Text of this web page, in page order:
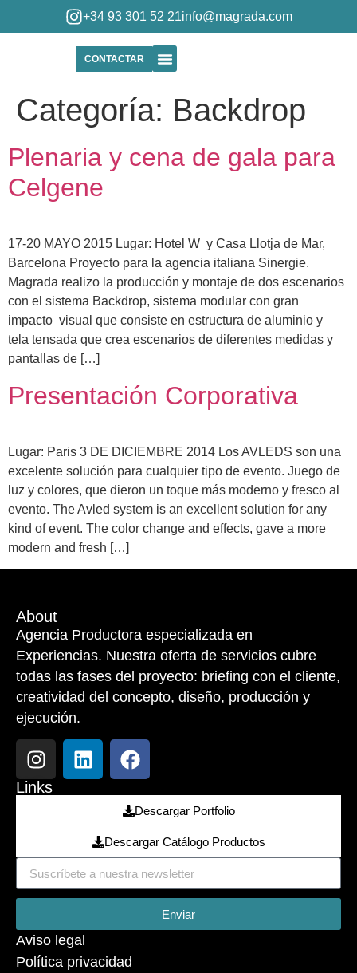
+34 93 301 52 21info@magrada.com
CONTACTAR
Categoría: Backdrop
Plenaria y cena de gala para
Celgene
17-20 MAYO 2015 Lugar: Hotel W y Casa Llotja de Mar,
Barcelona Proyecto para la agencia italiana Sinergie.
Magrada realizo la producción y montaje de dos escenarios
con el sistema Backdrop, sistema modular con gran
impacto visual que consiste en estructura de aluminio y
tela tensada que crea escenarios de diferentes medidas y
pantallas de […]
Presentación Corporativa
Lugar: Paris 3 DE DICIEMBRE 2014 Los AVLEDS son una
excelente solución para cualquier tipo de evento. Juego de
luz y colores, que dieron un toque más moderno y fresco al
evento. The Avled system is an excellent solution for any
kind of event. The color change and effects, gave a more
modern and fresh […]
About
Agencia Productora especializada en
Experiencias. Nuestra oferta de servicios cubre
todas las fases del proyecto: briefing con el cliente,
creatividad del concepto, diseño, producción y
ejecución.
Links
Descargar Portfolio
Descargar Catálogo Productos
Enviar
Aviso legal
Política privacidad